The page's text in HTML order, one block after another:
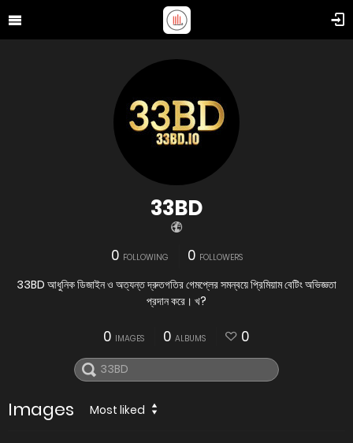
33BD
0 FOLLOWING 0 FOLLOWERS
33BD আধুনিক ডিজাইন ও অত্যন্ত দ্রুতগতির গেমপ্লের সমন্বয়ে প্রিমিয়াম বেটিং অভিজ্ঞতা
প্রদান করে। খ?
0 IMAGES 0 ALBUMS 0
Images Most liked